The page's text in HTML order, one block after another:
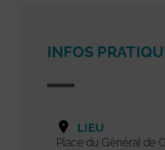
INFOS
LIEU
Place du Général de